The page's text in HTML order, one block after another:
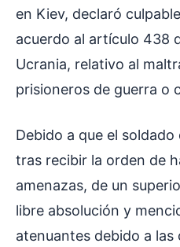
en Kiev, declaró
acuerdo al artículo 438
Ucrania, relativo al
prisioneros de guerra o
Debido a que el
tras recibir la orden de
amenazas, de un
libre absolución y
atenuantes debido a las